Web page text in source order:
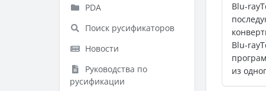
PDA
Поиск русификаторов
Новости
Руководства по
русификации
Blu-
Blu-
из